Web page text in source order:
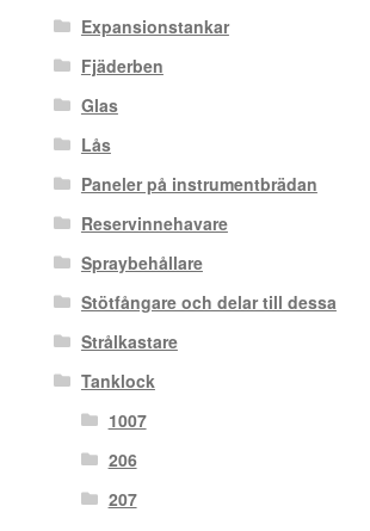
Expansionstankar
Fjäderben
Glas
Lås
Paneler på instrumentbrädan
Reservinnehavare
Spraybehållare
Stötfångare och delar till dessa
Strålkastare
Tanklock
1007
206
207